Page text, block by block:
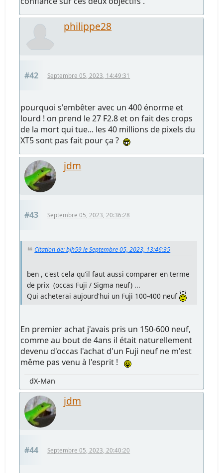
philippe28
#42 Septembre 05, 2023, 14:49:31
pourquoi s'embêter avec un 400 énorme et
lourd ! on prend le 27 F2.8 et on fait des crops
de la mort qui tue... les 40 millions de pixels du
XT5 sont pas fait pour ça ?
jdm
#43 Septembre 05, 2023, 20:36:28
Citation de: bjh59 le Septembre 05, 2023, 13:46:35
ben , c'est cela qu'il faut aussi comparer en terme
de prix (occas Fuji / Sigma neuf) ...
Qui acheterai aujourd'hui un Fuji 100-400 neuf
En premier achat j'avais pris un 150-600 neuf,
comme au bout de 4ans il était naturellement
devenu d'occas l'achat d'un Fuji neuf ne m'est
même pas venu à l'esprit !
dX-Man
jdm
#44 Septembre 05, 2023, 20:40:20